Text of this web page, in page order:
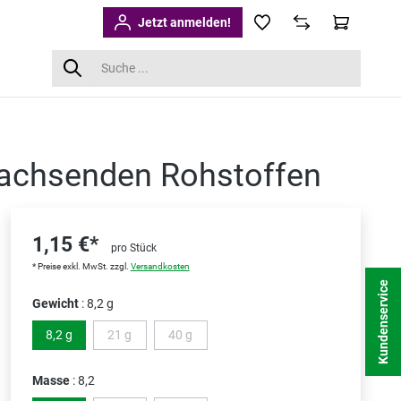
Jetzt anmelden!
Rohstoffen
1,15 €* pro Stück
* Preise exkl. MwSt. zzgl. Versandkosten
Gewicht : 8,2 g
8,2 g 21 g(Diese Option ist zurzeit nicht verfügbar.)
40 g(Diese Option ist zurzeit nicht verfügbar.)
Masse : 8,2
Kundenservice